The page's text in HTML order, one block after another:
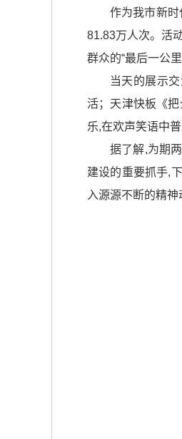
作为我市新时
81.83万人次。活
群众的“最后一公里
当天的展示
活；天津快板《
乐,在欢声笑语中
据了解,为期
建设的重要抓手,
入源源不断的精